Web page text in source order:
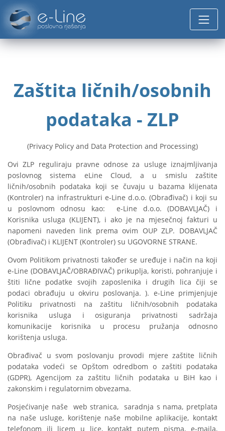
Zaštita ličnih/osobnih
podataka - ZLP
(Privacy Policy and Data Protection and Processing)
Ovi ZLP reguliraju pravne odnose za usluge iznajmljivanja
poslovnog sistema eLine Cloud, a u smislu zaštite
ličnih/osobnih podataka koji se čuvaju u bazama klijenata
(Kontroler) na infrastrukturi e-Line d.o.o. (Obrađivač) i koji su
u poslovnom odnosu kao: e-Line d.o.o. (DOBAVLJAČ) i
Korisnika usluga (KLIJENT), i ako je na mjesečnoj fakturi u
napomeni naveden link prema ovim OUP ZLP. DOBAVLJAČ
(Obrađivač) i KLIJENT (Kontroler) su UGOVORNE STRANE.
Ovom Politikom privatnosti također se uređuje i način na koji
e-Line (DOBAVLJAČ/OBRAĐIVAČ) prikuplja, koristi, pohranjuje i
štiti lične podatke svojih zaposlenika i drugih lica čiji se
podaci obrađuju u okviru poslovanja. ). e-Line primjenjuje
Politiku privatnosti na zaštitu ličnih/osobnih podataka
korisnika usluga i osiguranja privatnosti sadržaja
komunikacije korisnika u procesu pružanja odnosno
korištenja usluga.
Obrađivač u svom poslovanju provodi mjere zaštite ličnih
podataka vodeći se Opštom odredbom o zaštiti podataka
(GDPR), Agencijom za zaštitu ličnih podataka u BiH kao i
zakonskim i regulatornim obvezama.
Posjećivanje naše web stranica, saradnja s nama, pretplata
na naše usluge, korištenje naše mobilne aplikacije, kontakt
telefonom ili licem u lice, kontakt putem pisma, e-maila,